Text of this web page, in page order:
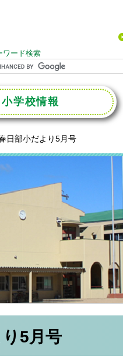
ワード検索
小学校情報
日部小だより5月号
5月号